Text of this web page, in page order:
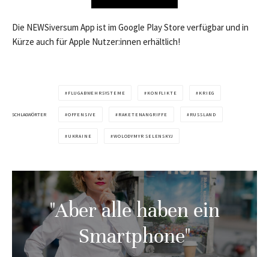
Die NEWSiversum App ist im Google Play Store verfügbar und in
Kürze auch für Apple Nutzer:innen erhältlich!
SCHLAGWÖRTER
FLUGABWEHRSYSTEME KONFLIKTE KRIEG
OFFENSIVE RAKETENANGRIFFE RUSSLAND
UKRAINE WOLODYMYR SELENSKYJ
"Aber alle haben ein
Smartphone"